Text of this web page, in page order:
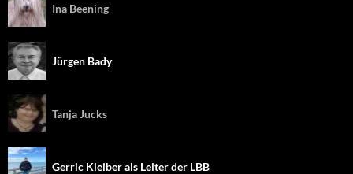
Ina Beening
Jürgen Bady
Tanja Jucks
Gerric Kleiber als Leiter der LBB